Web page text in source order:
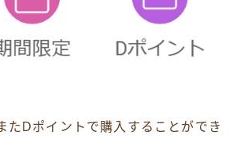
たDポイントで購入することができ